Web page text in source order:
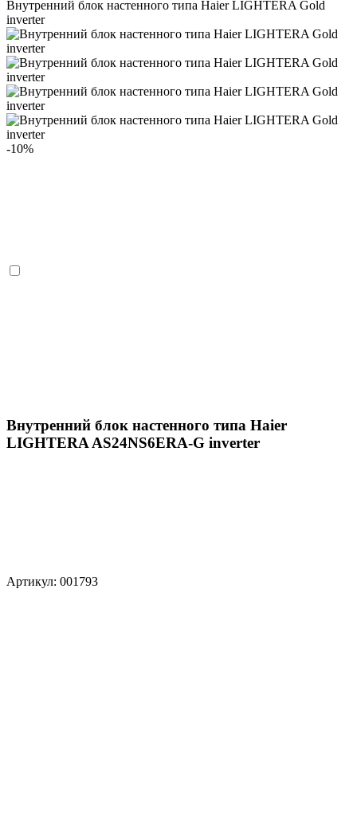
Внутренний блок настенного типа Haier LIGHTERA Gold
inverter
-10%
Внутренний блок настенного типа Haier
LIGHTERA AS24NS6ERA-G inverter
Артикул: 001793